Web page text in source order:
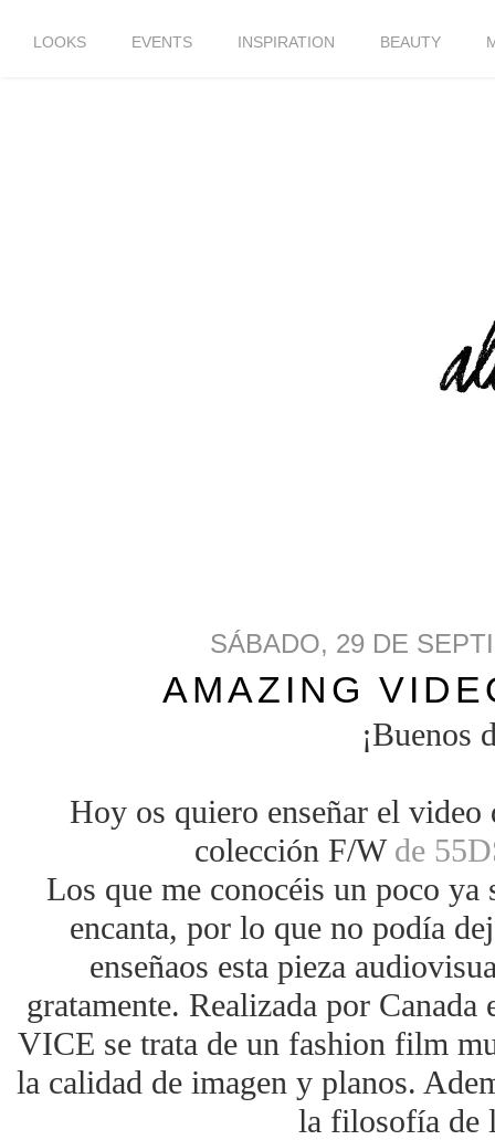
LOOKS EVENTS INSPIRATION BEAUTY
SÁBADO, 29 DE
AMAZING
¡Buenos
Hoy os quiero enseñar el video
colección F/W de
Los que me conocéis un poco ya
encanta, por lo que no podía
enseñaos esta pieza
gratamente. Realizada por
VICE se trata de un fashion film
la calidad de imagen y planos.
la filosofía de